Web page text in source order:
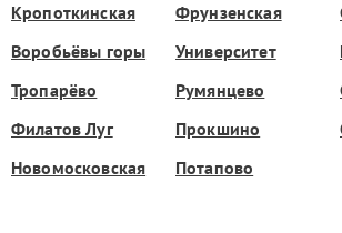
Кропоткинская
Фрунзенская
Воробьёвы горы
Университет
Тропарёво
Румянцево
Филатов Луг
Прокшино
Новомосковская
Потапово